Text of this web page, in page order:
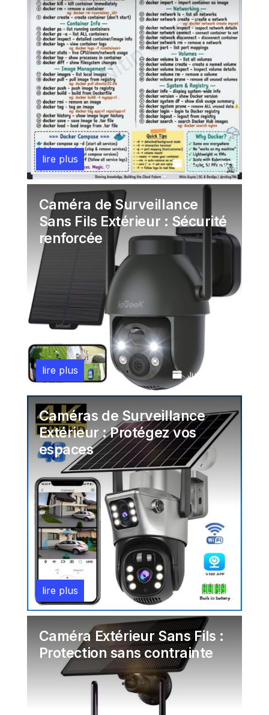
Juil 26, 2026
lire plus
Caméra de Surveillance
Sans Fils Extérieur : Sécurité
renforcée
Juil 24, 2026
lire plus
Caméras de Surveillance
Extérieur : Protégez vos
espaces
Juil 22, 2026
lire plus
Caméra Extérieur Sans Fils :
Protection sans contrainte